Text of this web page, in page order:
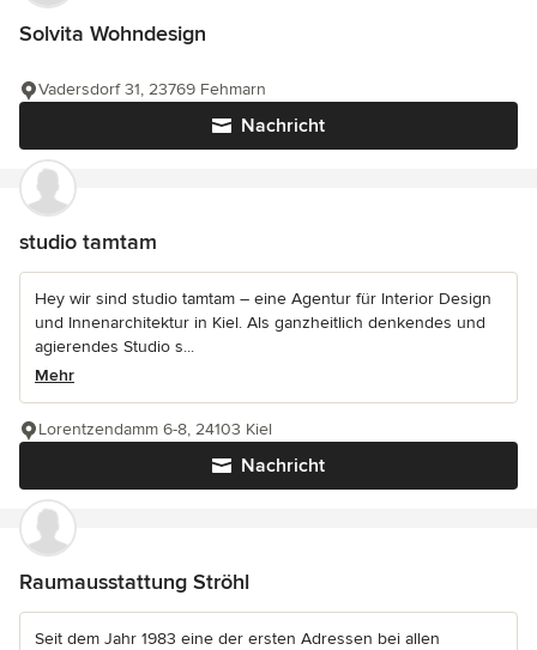
Solvita Wohndesign
Nachricht
Vadersdorf 31, 23769 Fehmarn
studio tamtam
Hey wir sind studio tamtam – eine Agentur für Interior Design
und Innenarchitektur in Kiel. Als ganzheitlich denkendes und
agierendes Studio s...
Mehr
Nachricht
Lorentzendamm 6-8, 24103 Kiel
Raumausstattung Ströhl
Seit dem Jahr 1983 eine der ersten Adressen bei allen